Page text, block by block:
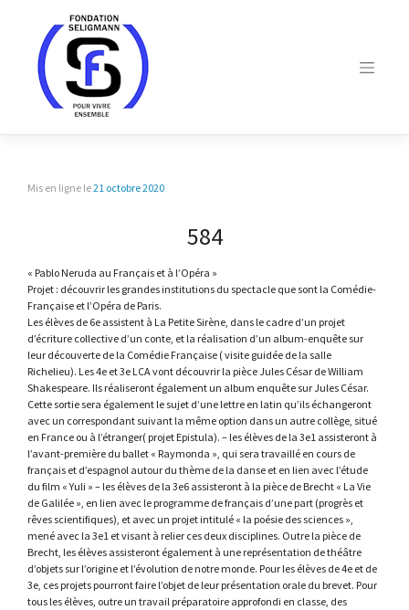
Mis en ligne le21 octobre 2020
584
« Pablo Neruda au Français et à l’Opéra »
Projet : découvrir les grandes institutions du spectacle que sont la Comédie-
Française et l’Opéra de Paris.
Les élèves de 6e assistent à La Petite Sirène, dans le cadre d’un projet
d’écriture collective d’un conte, et la réalisation d’un album-enquête sur
leur découverte de la Comédie Française ( visite guidée de la salle
Richelieu). Les 4e et 3e LCA vont découvrir la pièce Jules César de William
Shakespeare. Ils réaliseront également un album enquête sur Jules César.
Cette sortie sera également le sujet d’une lettre en latin qu’ils échangeront
avec un correspondant suivant la même option dans un autre collège, situé
en France ou à l’étranger( projet Epistula). – les élèves de la 3e1 assisteront à
l’avant-première du ballet « Raymonda », qui sera travaillé en cours de
français et d’espagnol autour du thème de la danse et en lien avec l’étude
du film « Yuli » – les élèves de la 3e6 assisteront à la pièce de Brecht « La Vie
de Galilée », en lien avec le programme de français d’une part (progrès et
rêves scientifiques), et avec un projet intitulé « la poésie des sciences »,
mené avec la 3e1 et visant à relier ces deux disciplines. Outre la pièce de
Brecht, les élèves assisteront également à une représentation de théâtre
d’objets sur l’origine et l’évolution de notre monde. Pour les élèves de 4e et de
3e, ces projets pourront faire l’objet de leur présentation orale du brevet. Pour
tous les élèves, outre un travail préparatoire approfondi en classe, des